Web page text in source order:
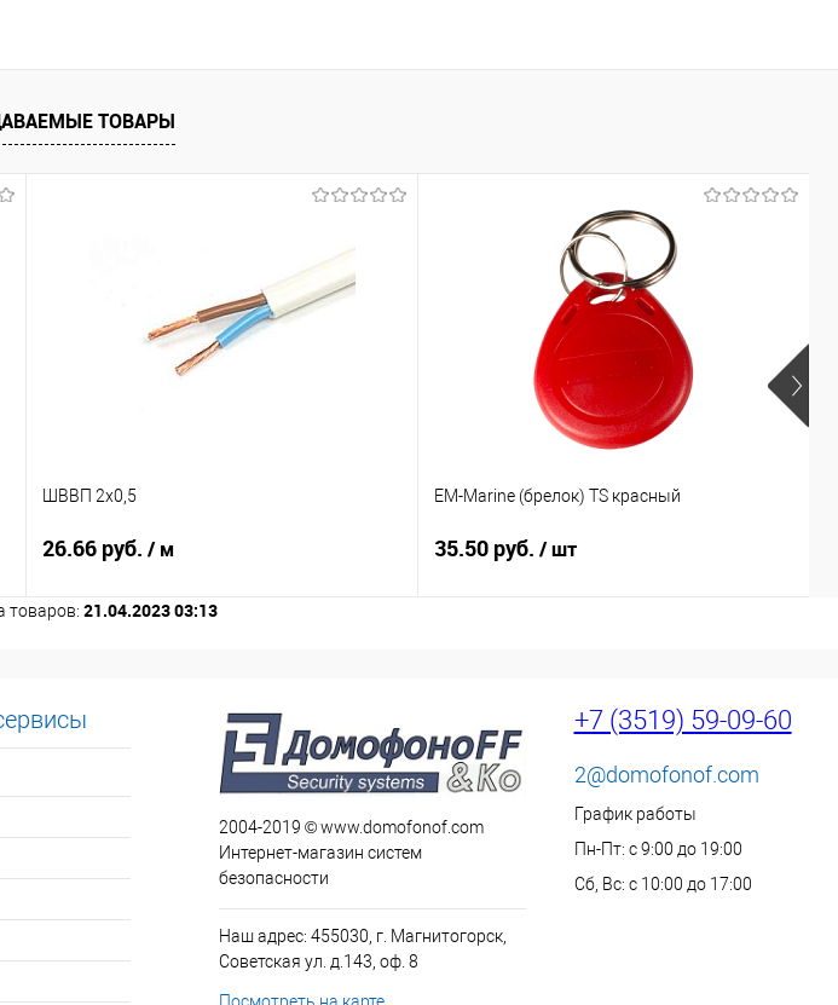
ТОВАРЫ
ШВВП 2х0,5
26.66 руб. / м
EM-Marine (брелок) TS красный
35.50 руб. / шт
товаров: 21.04.2023 03:13
2004-2019 © www.domofonof.com
Интернет-магазин систем
безопасности
Наш адрес: 455030, г. Магнитогорск,
Советская ул. д.143, оф. 8
Посмотреть на карте
+7 (3519) 59-09-60
2@domofonof.com
График работы
Пн-Пт: с 9:00 до 19:00
Сб, Вс: с 10:00 до 17:00